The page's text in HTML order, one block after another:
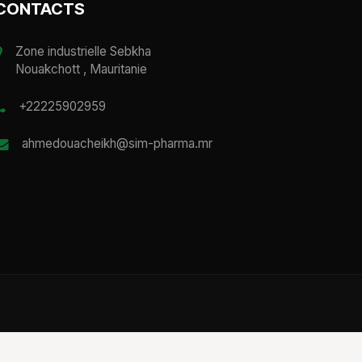
Zone industrielle Sebkha
Nouakchott , Mauritanie
+22225902959
ahmedouacheikh@sim-pharma.mr